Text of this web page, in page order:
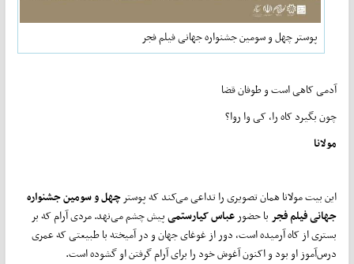
پوستر چهل‌ و ‌سومین جشنواره جهانی فیلم فجر
آدمی کاهی است و طوفان قضا
چون بگیرد کاه را، کی وا روا؟
مولانا
این بیت مولانا همان تصویری را تداعی می‌کند که پوستر چهل و سومین جشنواره
جهانی فیلم فجربا حضور عباس کیارستمیپیش چشم می‌‌نهد. مردی آرام که بر
بستری از کاه آرمیده است، دور از غوغای جهان و در آمیخته با طبیعتی که عمری
درس‌آموز او بود و اکنون آغوش خود را برای آرام گرفتن او گشوده است.